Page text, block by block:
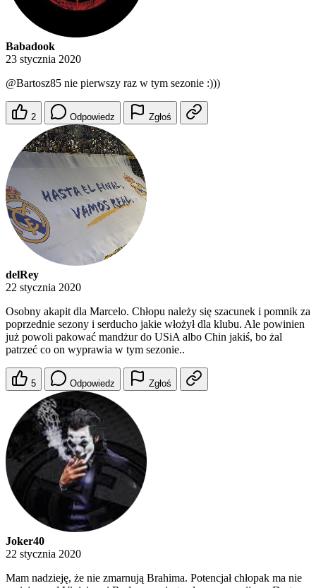
Babadook
23 stycznia 2020
@Bartosz85 nie pierwszy raz w tym sezonie :)))
2 Odpowiedz Zgłoś
delRey
22 stycznia 2020
Osobny akapit dla Marcelo. Chłopu należy się szacunek i pomnik za
poprzednie sezony i serducho jakie włożył dla klubu. Ale powinien
już powoli pakować mandżur do USiA albo Chin jakiś, bo żal
patrzeć co on wyprawia w tym sezonie..
5 Odpowiedz Zgłoś
Joker40
22 stycznia 2020
Mam nadzieję, że nie zmarnują Brahima. Potencjał chłopak ma nie